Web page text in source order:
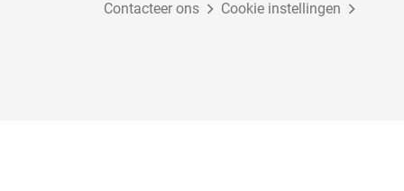
Contacteer ons Cookie instellingen